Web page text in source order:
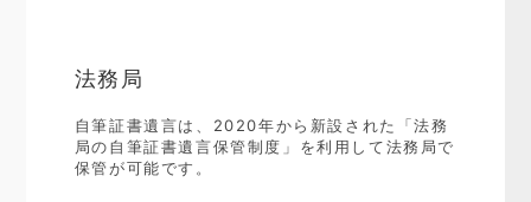
法務局
自筆証書遺言は、2020年から新設された「法務
局の自筆証書遺言保管制度」を利用して法務局で
保管が可能です。